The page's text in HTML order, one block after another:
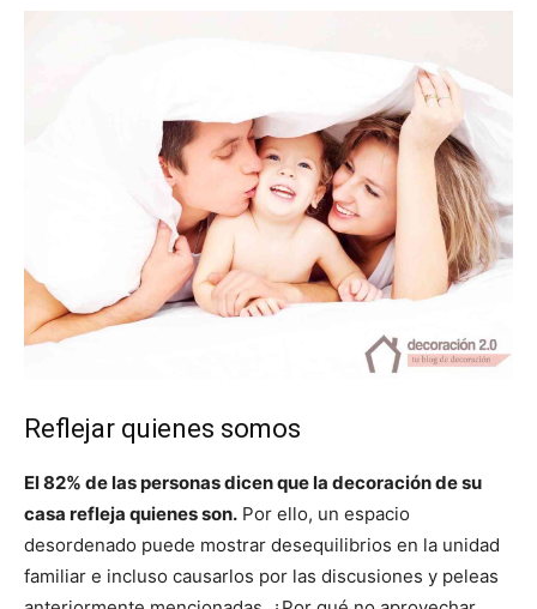
Reflejar quienes somos
El 82% de las personas dicen que la decoración de su
casa refleja quienes son. Por ello, un espacio
desordenado puede mostrar desequilibrios en la unidad
familiar e incluso causarlos por las discusiones y peleas